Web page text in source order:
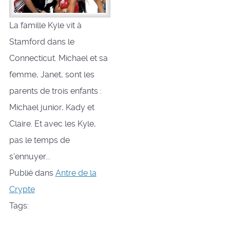
La famille Kyle vit à
Stamford dans le
Connecticut. Michael et sa
femme, Janet, sont les
parents de trois enfants :
Michael junior, Kady et
Claire. Et avec les Kyle,
pas le temps de
s'ennuyer...
Publié dans Antre de la
Crypte
Tags: